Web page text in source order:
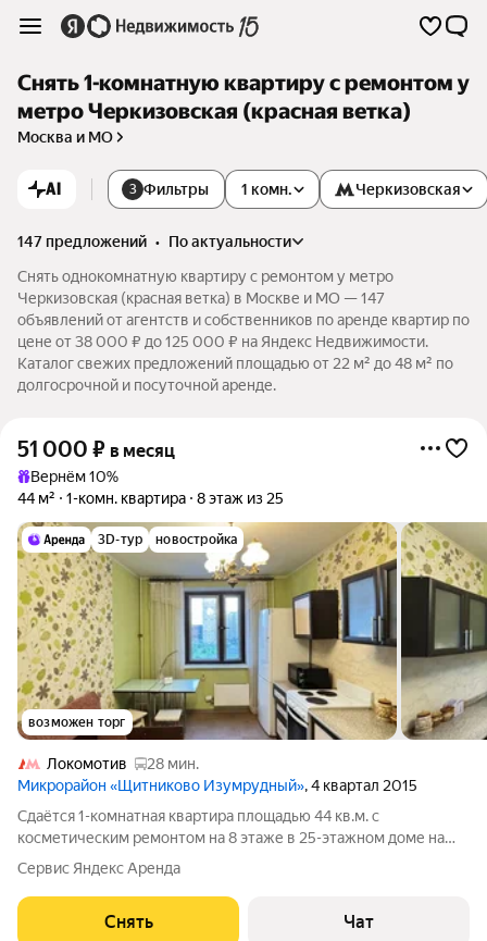
Снять 1-комнатную квартиру с ремонтом у
метро Черкизовская (красная ветка)
Москва и МО
AI 3 Фильтры 1 комн. Черкизовская
147 предложений •
по актуальности
Снять однокомнатную квартиру с ремонтом у метро
Черкизовская (красная ветка) в Москве и МО — 147
объявлений от агентств и собственников по аренде квартир по
цене от 38 000 ₽ до 125 000 ₽ на Яндекс Недвижимости.
Каталог свежих предложений площадью от 22 м² до 48 м² по
долгосрочной и посуточной аренде.
51 000 ₽ в месяц
Вернём 10%
44 м²
1-комн. квартира 8 этаж из 25
3D-тур новостройка
возможен торг
Локомотив
28 мин.
Микрорайон «Щитниково Изумрудный», 4 квартал 2015
Сдаётся 1-комнатная квартира площадью 44 кв.м. с
косметическим ремонтом на 8 этаже в 25-этажном доме на
срок от 11 месяцев. Из техники есть: Телевизор Духовой шкаф
Стиральная машина Холодильник Микроволновка Пылесос
Дом - панельный, окна
Сервис Яндекс Аренда
Снять Чат